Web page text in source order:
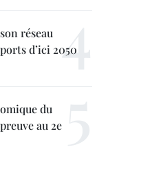
réseau
d’ici 2050
du
au 2e